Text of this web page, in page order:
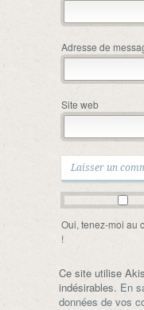
Adresse de
Site web
Oui, tenez-moi au
!
Ce site utilise
indésirables. En
données de vos